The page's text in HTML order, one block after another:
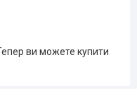
ви можете купити